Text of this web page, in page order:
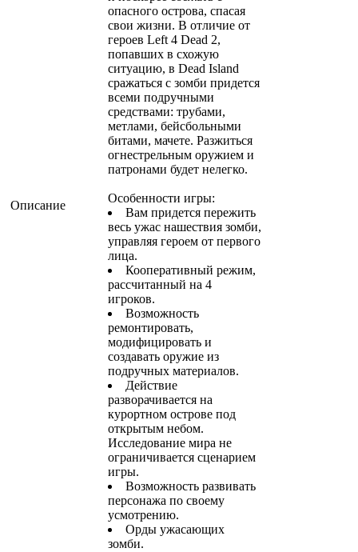
Описание
опасного острова, спасая
свои жизни. В отличие от
героев Left 4 Dead 2,
попавших в схожую
ситуацию, в Dead Island
сражаться с зомби придется
всеми подручными
средствами: трубами,
метлами, бейсбольными
битами, мачете. Разжиться
огнестрельным оружием и
патронами будет нелегко.
Особенности игры:
Вам придется пережить
весь ужас нашествия зомби,
управляя героем от первого
лица.
Кооперативный режим,
рассчитанный на 4
игроков.
Возможность
ремонтировать,
модифицировать и
создавать оружие из
подручных материалов.
Действие
разворачивается на
курортном острове под
открытым небом.
Исследование мира не
ограничивается сценарием
игры.
Возможность развивать
персонажа по своему
усмотрению.
Орды ужасающих
зомби.